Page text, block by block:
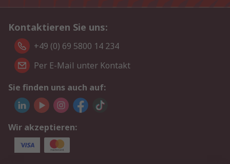
Kontaktieren Sie uns:
+49 (0) 69 5800 14 234
Per E-Mail unter Kontakt
Sie finden uns auch auf:
Wir akzeptieren: